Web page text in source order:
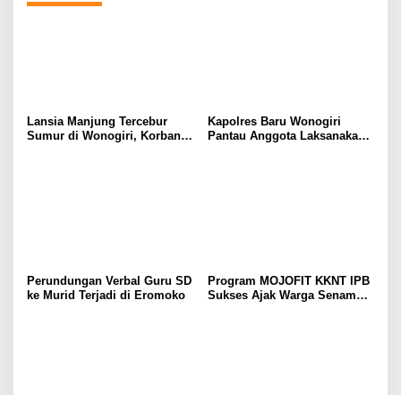
Lansia Manjung Tercebur
Sumur di Wonogiri, Korban
Kapolres Baru Wonogiri
Pantau Anggota Laksanakan
Perundungan Verbal Guru SD
ke Murid Terjadi di Eromoko
Program MOJOFIT KKNT IPB
Sukses Ajak Warga Senam